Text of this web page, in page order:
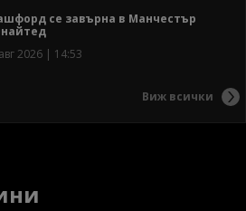
се завърна в Манчестър
2026 | 14:53
Виж всички